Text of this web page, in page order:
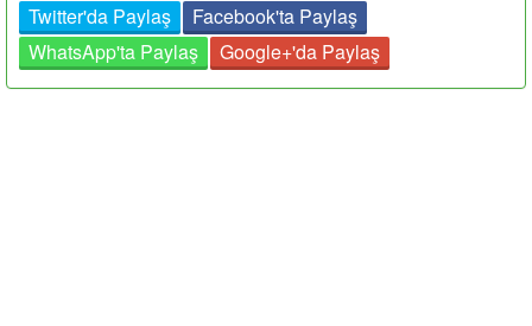
Twitter'da Paylaş
Facebook'ta Paylaş
WhatsApp'ta Paylaş
Google+'da Paylaş